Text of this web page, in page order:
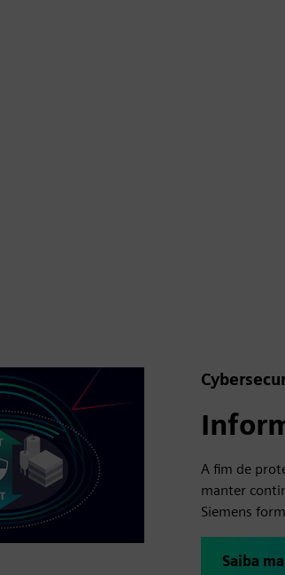
A fim de
manter
Siemens
Saiba